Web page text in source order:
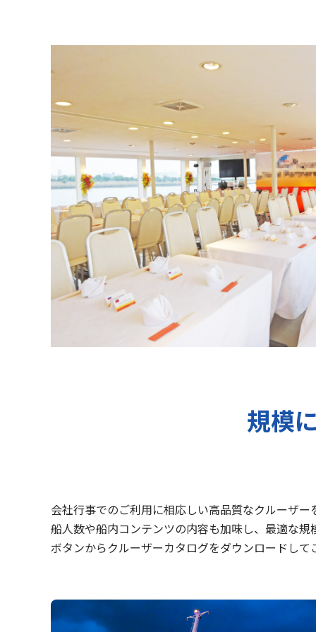
規模
会社行事でのご利用に相応しい高品質なクルーザ
船人数や船内コンテンツの内容も加味し、最適な
ボタンからクルーザーカタログをダウンロードして